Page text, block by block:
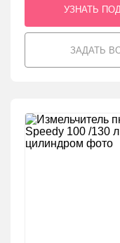
УЗНАТЬ
ЗАДАТЬ